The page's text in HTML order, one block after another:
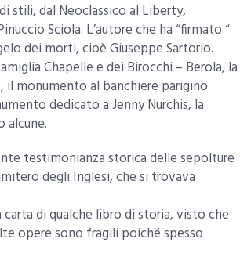
stili, dal Neoclassico al Liberty,
Sciola. L’autore che ha “firmato “
dei morti, cioè Giuseppe Sartorio.
Chapelle e dei Birocchi – Berola, la
il monumento al banchiere parigino
dedicato a Jenny Nurchis, la
alcune.
testimonianza storica delle sepolture
degli Inglesi, che si trovava
di qualche libro di storia, visto che
opere sono fragili poiché spesso